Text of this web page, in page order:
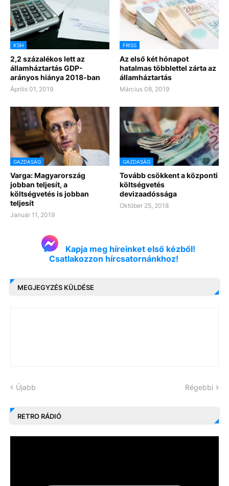
KSH
2,2 százalékos lett az
államháztartás GDP-
arányos hiánya 2018-ban
Április 01, 2019
FRISS
Az első két hónapot
hatalmas többlettel zárta az
államháztartás
Március 08, 2019
GAZDASÁG
Varga: Magyarország
jobban teljesít, a
költségvetés is jobban
teljesít
Január 11, 2019
GAZDASÁG
Tovább csökkent a központi
költségvetés
devizaadóssága
Október 25, 2018
Kapja meg híreinket első kézből!
Csatlakozzon hírcsatornánkhoz!
MEGJEGYZÉS KÜLDÉSE
Újabb Régebbi
RETRO RÁDIÓ